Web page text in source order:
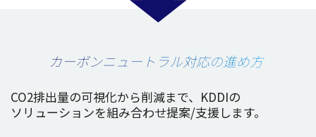
カーボンニュートラル対応の進め方
CO2排出量の可視化から削減まで、KDDIの
ソリューションを組み合わせ提案/支援します。